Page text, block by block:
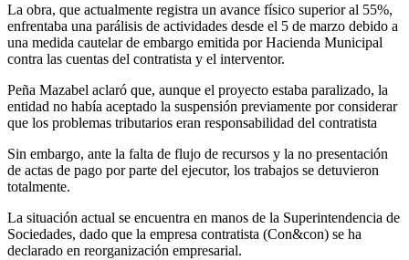
La obra, que actualmente registra un avance físico superior al 55%,
enfrentaba una parálisis de actividades desde el 5 de marzo debido a
una medida cautelar de embargo emitida por Hacienda Municipal
contra las cuentas del contratista y el interventor.
Peña Mazabel aclaró que, aunque el proyecto estaba paralizado, la
entidad no había aceptado la suspensión previamente por considerar
que los problemas tributarios eran responsabilidad del contratista
Sin embargo, ante la falta de flujo de recursos y la no presentación
de actas de pago por parte del ejecutor, los trabajos se detuvieron
totalmente.
La situación actual se encuentra en manos de la Superintendencia de
Sociedades, dado que la empresa contratista (Con&con) se ha
declarado en reorganización empresarial.